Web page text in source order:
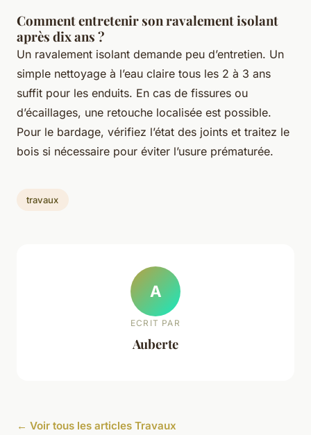
Comment entretenir son ravalement isolant
après dix ans ?
Un ravalement isolant demande peu d’entretien. Un
simple nettoyage à l’eau claire tous les 2 à 3 ans
suffit pour les enduits. En cas de fissures ou
d’écaillages, une retouche localisée est possible.
Pour le bardage, vérifiez l’état des joints et traitez le
bois si nécessaire pour éviter l’usure prématurée.
travaux
A
ECRIT PAR
Auberte
← Voir tous les articles Travaux